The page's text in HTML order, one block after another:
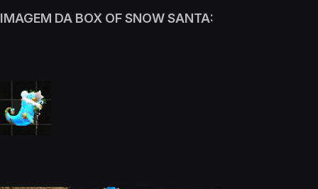
IMAGEM DA BOX OF SNOW SANTA: